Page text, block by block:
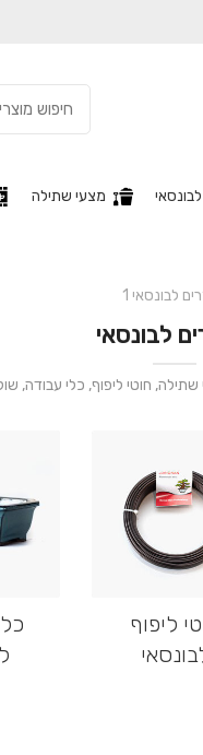
מצעי שתילה
לבונסאי 1
לבונסאי
שתילה, חוטי ליפוף, כלי
ליפוף